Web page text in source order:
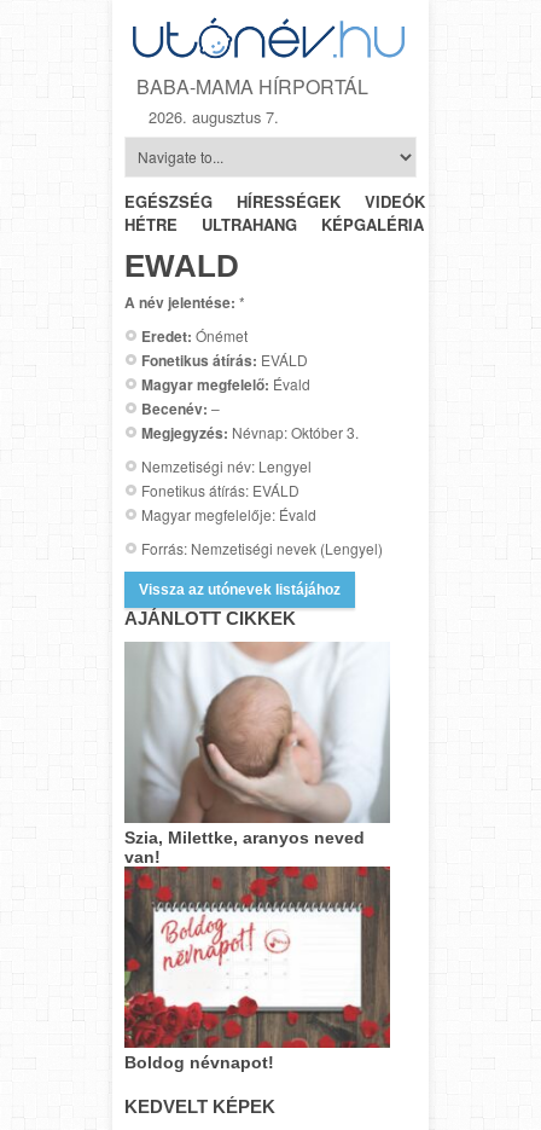
BABA-MAMA HÍRPORTÁL
2026. augusztus 7.
EGÉSZSÉG HÍRESSÉGEK VIDEÓK
HÉTRŐL-
HÉTRE
ULTRAHANG KÉPGALÉRIA
EWALD
A név jelentése: *
Eredet: Ónémet
Fonetikus átírás: EVÁLD
Magyar megfelelő: Évald
Becenév: –
Megjegyzés: Névnap: Október 3.
Nemzetiségi név: Lengyel
Fonetikus átírás: EVÁLD
Magyar megfelelője: Évald
Forrás: Nemzetiségi nevek (Lengyel)
Vissza az utónevek listájához
AJÁNLOTT CIKKEK
Szia, Milettke, aranyos neved
van!
Boldog névnapot!
KEDVELT KÉPEK